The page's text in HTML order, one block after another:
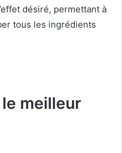
désiré, permettant à
tous les ingrédients
meilleur